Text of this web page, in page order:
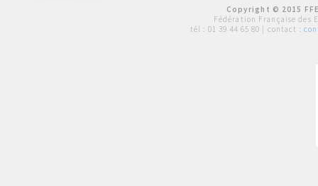
Copyright © 2015
Fédération Française des
tél : 01 39 44 65 80 | contact :